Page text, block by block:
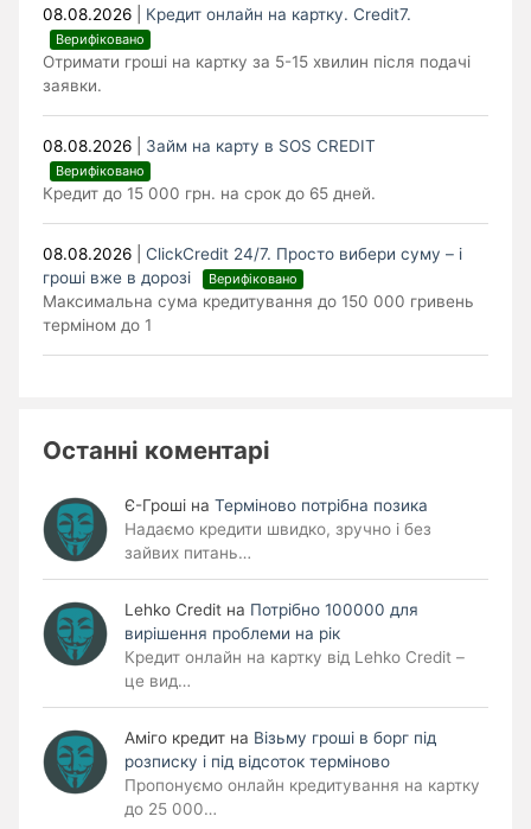
08.08.2026 Кредит онлайн на картку. Credit7.
Верифіковано
Отримати гроші на картку за 5-15 хвилин після подачі
заявки.
08.08.2026 Займ на карту в SOS CREDIT
Верифіковано
Кредит до 15 000 грн. на срок до 65 дней.
08.08.2026 |ClickCredit 24/7. Просто вибери суму – і
гроші вже в дорозі
Верифіковано
Максимальна сума кредитування до 150 000 гривень
терміном до 1
Останні коментарі
Є-Гроші на Терміново потрібна позика
Надаємо кредити швидко, зручно і без
зайвих питань…
Lehko Сredit на Потрібно 100000 для
вирішення проблеми на рік
Кредит онлайн на картку від Lehko Credit –
це вид…
Аміго кредит на Візьму гроші в борг під
розписку і під відсоток терміново
Пропонуємо онлайн кредитування на картку
до 25 000…